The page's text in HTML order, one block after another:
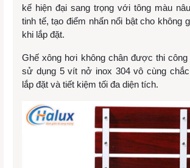
kế hiện đại sang trọng với tông màu
tinh tế, tạo điểm nhấn nổi bật cho không
khi lắp đặt.
Ghế xông hơi không chân được thi
sử dụng 5 vít nở inox 304 vô cùng
lắp đặt và tiết kiệm tối đa diện tích.